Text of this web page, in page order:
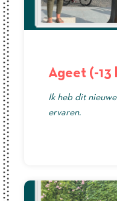
Ageet (-13
Ik heb dit
ervaren.